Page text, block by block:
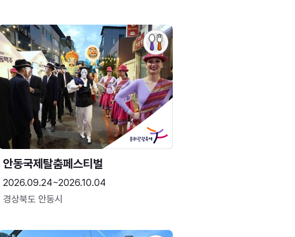
안동국제탈춤페스티벌
2026.09.24~2026.10.04
경상북도 안동시